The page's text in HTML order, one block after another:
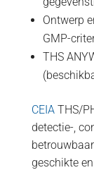
Ontwerp
GMP-
THS
CEIATHS/
detectie-,
geschikte